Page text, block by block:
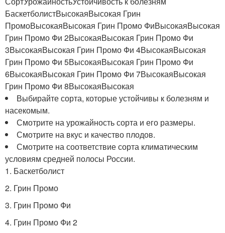
БаскетболистВысокаяВысокая Грин
ПромоВысокаяВысокая Грин Промо ФиВысокаяВысокая
Грин Промо Фи 2ВысокаяВысокая Грин Промо Фи
3ВысокаяВысокая Грин Промо Фи 4ВысокаяВысокая
Грин Промо Фи 5ВысокаяВысокая Грин Промо Фи
6ВысокаяВысокая Грин Промо Фи 7ВысокаяВысокая
Грин Промо Фи 8ВысокаяВысокая
Выбирайте сорта, которые устойчивы к болезням и
насекомым.
Смотрите на урожайность сорта и его размеры.
Смотрите на вкус и качество плодов.
Смотрите на соответствие сорта климатическим
условиям средней полосы России.
1. Баскетболист
2. Грин Промо
3. Грин Промо Фи
4. Грин Промо Фи 2